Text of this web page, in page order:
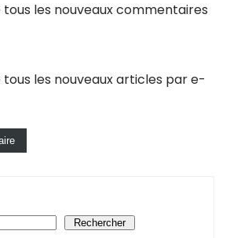
les nouveaux commentaires
les nouveaux articles par e-
Rechercher